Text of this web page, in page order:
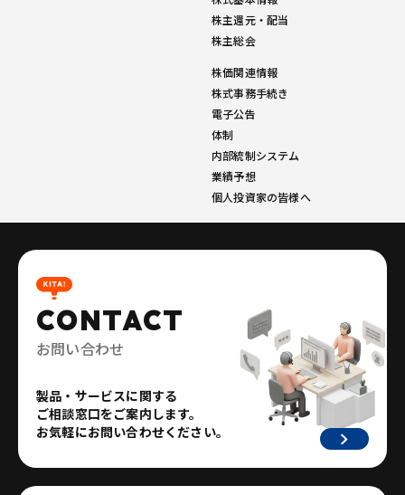
株主還元・配当
株主総会
株価関連情報
株式事務手続き
電子公告
体制
内部統制システム
業績予想
個人投資家の皆様へ
CONTACT
お問い合わせ
製品・サービスに関する
ご相談窓口をご案内します。
お気軽にお問い合わせください。